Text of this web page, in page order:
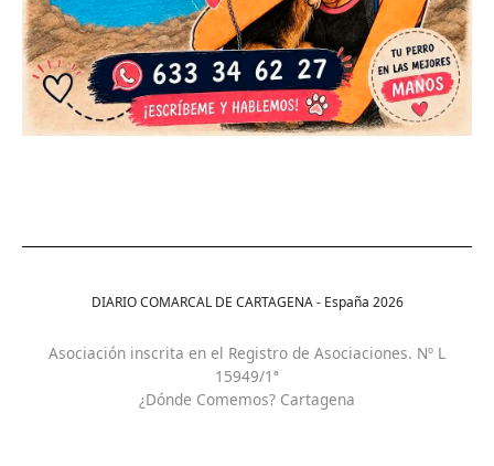
DIARIO COMARCAL DE CARTAGENA - España 2026
Asociación inscrita en el Registro de Asociaciones. Nº L
15949/1ª
¿Dónde Comemos? Cartagena